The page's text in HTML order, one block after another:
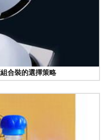
合裝的選擇策略